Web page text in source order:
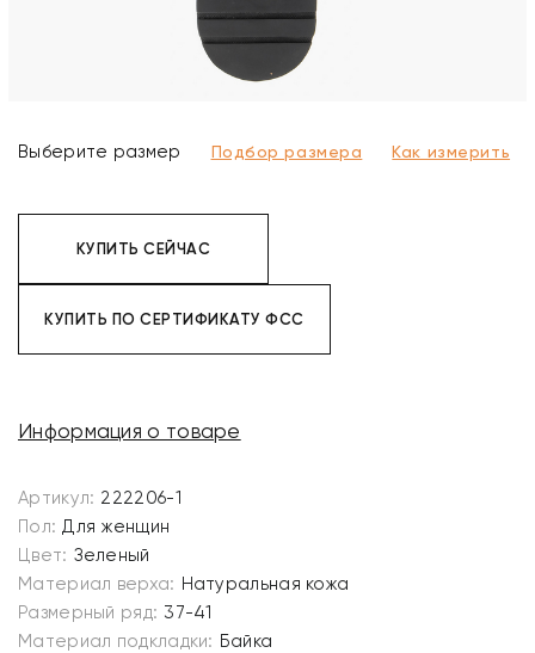
Выберите размер Подбор размера Как измерить
КУПИТЬ СЕЙЧАС
КУПИТЬ ПО СЕРТИФИКАТУ ФСС
Информация о товаре
Артикул: 222206-1
Пол: Для женщин
Цвет: Зеленый
Материал верха: Натуральная кожа
Размерный ряд: 37-41
Материал подкладки: Байка